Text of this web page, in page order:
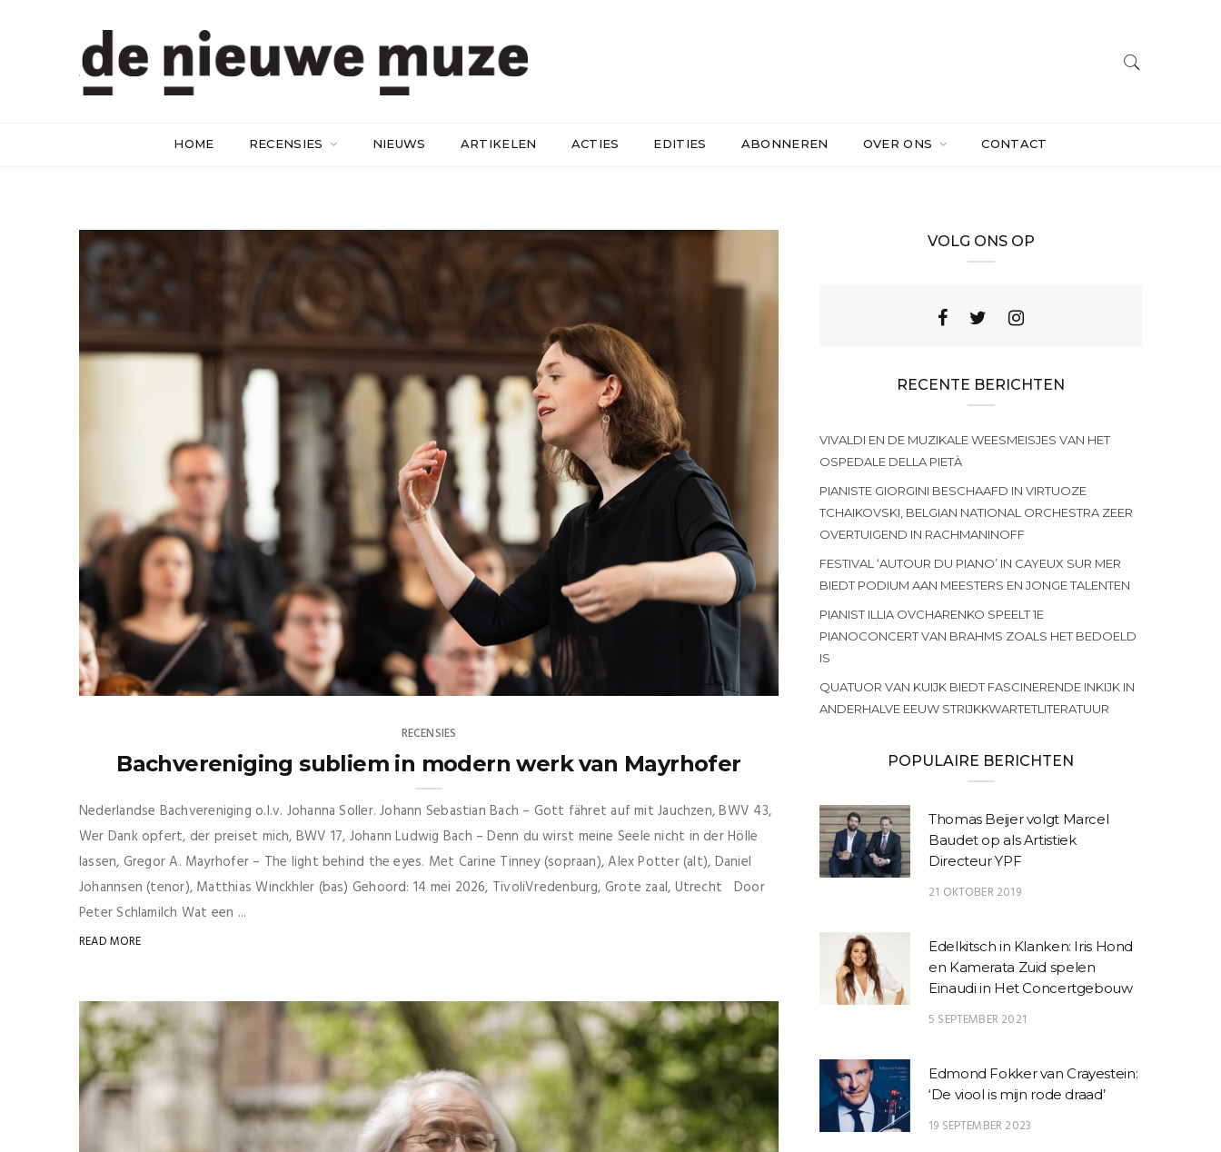
HOME RECENSIES NIEUWS ARTIKELEN ACTIES EDITIES ABONNEREN OVER ONS CONTACT
RECENSIES
Bachvereniging subliem in modern werk van Mayrhofer
Nederlandse Bachvereniging o.l.v. Johanna Soller. Johann Sebastian Bach – Gott fähret auf mit Jauchzen, BWV 43,
Wer Dank opfert, der preiset mich, BWV 17, Johann Ludwig Bach – Denn du wirst meine Seele nicht in der Hölle
lassen, Gregor A. Mayrhofer – The light behind the eyes. Met Carine Tinney (sopraan), Alex Potter (alt), Daniel
Johannsen (tenor), Matthias Winckhler (bas) Gehoord: 14 mei 2026, TivoliVredenburg, Grote zaal, Utrecht Door
Peter Schlamilch Wat een ...
READ MORE
VOLG ONS OP
RECENTE BERICHTEN
VIVALDI EN DE MUZIKALE WEESMEISJES VAN HET
OSPEDALE DELLA PIETÀ
PIANISTE GIORGINI BESCHAAFD IN VIRTUOZE
TCHAIKOVSKI, BELGIAN NATIONAL ORCHESTRA ZEER
OVERTUIGEND IN RACHMANINOFF
FESTIVAL ‘AUTOUR DU PIANO’ IN CAYEUX SUR MER
BIEDT PODIUM AAN MEESTERS EN JONGE TALENTEN
PIANIST ILLIA OVCHARENKO SPEELT 1E
PIANOCONCERT VAN BRAHMS ZOALS HET BEDOELD
IS
QUATUOR VAN KUIJK BIEDT FASCINERENDE INKIJK IN
ANDERHALVE EEUW STRIJKKWARTETLITERATUUR
POPULAIRE BERICHTEN
Thomas Beijer volgt Marcel
Baudet op als Artistiek
Directeur YPF
21 OKTOBER 2019
Edelkitsch in Klanken: Iris Hond
en Kamerata Zuid spelen
Einaudi in Het Concertgebouw
5 SEPTEMBER 2021
Edmond Fokker van Crayestein:
‘De viool is mijn rode draad’
19 SEPTEMBER 2023